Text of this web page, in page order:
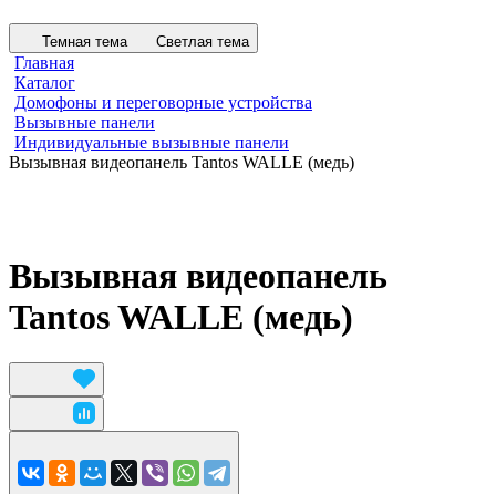
Темная тема Светлая тема
Главная
Каталог
Домофоны и переговорные устройства
Вызывные панели
Индивидуальные вызывные панели
Вызывная видеопанель Tantos WALLE (медь)
Вызывная видеопанель
Tantos WALLE (медь)